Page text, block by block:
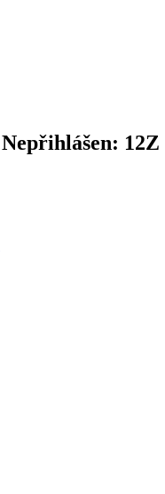
Nepřihlášen: 12Z